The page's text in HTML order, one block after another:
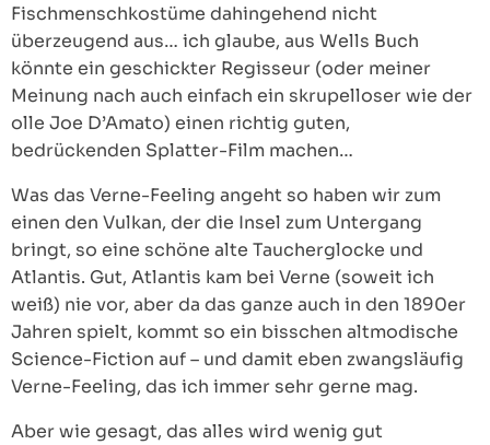
Fischmenschkostüme dahingehend nicht
überzeugend aus… ich glaube, aus Wells Buch
könnte ein geschickter Regisseur (oder meiner
Meinung nach auch einfach ein skrupelloser wie der
olle Joe D’Amato) einen richtig guten,
bedrückenden Splatter-Film machen…
Was das Verne-Feeling angeht so haben wir zum
einen den Vulkan, der die Insel zum Untergang
bringt, so eine schöne alte Taucherglocke und
Atlantis. Gut, Atlantis kam bei Verne (soweit ich
weiß) nie vor, aber da das ganze auch in den 1890er
Jahren spielt, kommt so ein bisschen altmodische
Science-Fiction auf – und damit eben zwangsläufig
Verne-Feeling, das ich immer sehr gerne mag.
Aber wie gesagt, das alles wird wenig gut